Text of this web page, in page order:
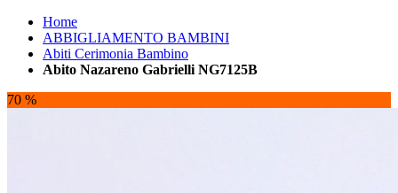
Home
ABBIGLIAMENTO BAMBINI
Abiti Cerimonia Bambino
Abito Nazareno Gabrielli NG7125B
70 %